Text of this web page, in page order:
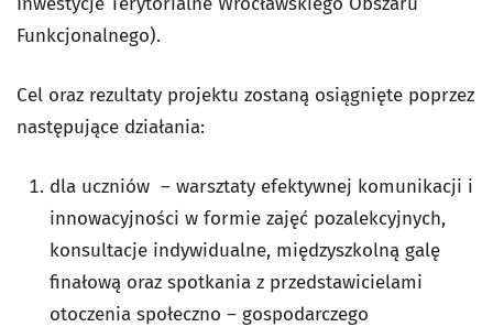
Funkcjonalnego).
Cel oraz rezultaty projektu zostaną osiągnięte poprzez
następujące działania:
dla uczniów – warsztaty efektywnej komunikacji i
innowacyjności w formie zajęć pozalekcyjnych,
konsultacje indywidualne, międzyszkolną galę
finałową oraz spotkania z przedstawicielami
otoczenia społeczno – gospodarczego